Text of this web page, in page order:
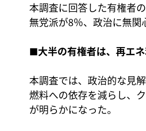
本調査に回答した有権者
無党派が8％、政治に無関
■大半の有権者は、再エ
本調査では、政治的な見
燃料への依存を減らし、
が明らかになった。